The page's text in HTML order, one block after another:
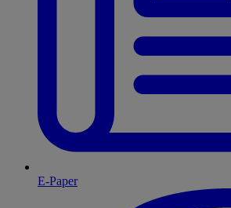
E-Paper